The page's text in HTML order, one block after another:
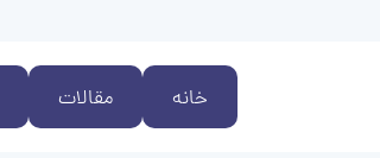
مقالات خانه